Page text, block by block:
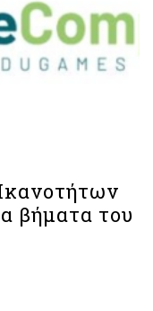
βήματα του